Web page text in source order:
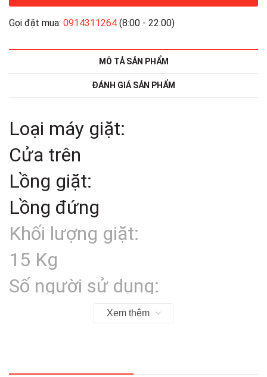
Gọi đặt mua: 0914311264 (8:00 - 22:00)
MÔ TẢ SẢN PHẨM
ĐÁNH GIÁ SẢN PHẨM
Loại máy giặt:
Cửa trên
Lồng giặt:
Lồng đứng
Khối lượng giặt:
15 Kg
Số người sử dụng:
Trên 7 ngườiXem thêm